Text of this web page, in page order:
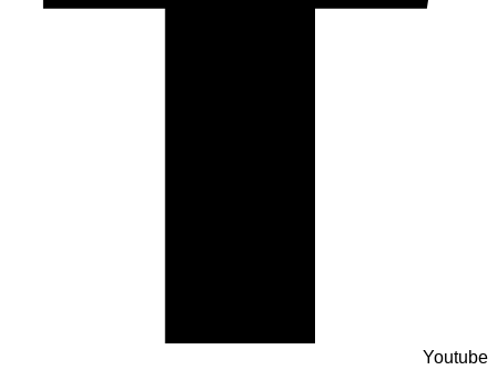
Youtube